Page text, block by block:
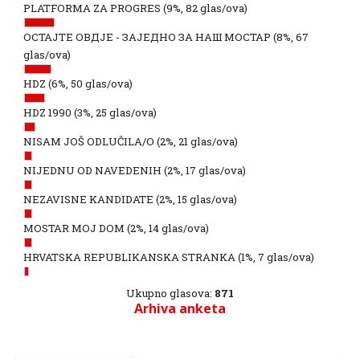
PLATFORMA ZA PROGRES (9%, 82 glas/ova)
ОСТАЈТЕ ОВДЈЕ - ЗАЈЕДНО ЗА НАШ МОСТАР (8%, 67
glas/ova)
HDZ (6%, 50 glas/ova)
HDZ 1990 (3%, 25 glas/ova)
NISAM JOŠ ODLUČILA/O (2%, 21 glas/ova)
NIJEDNU OD NAVEDENIH (2%, 17 glas/ova)
NEZAVISNE KANDIDATE (2%, 15 glas/ova)
MOSTAR MOJ DOM (2%, 14 glas/ova)
HRVATSKA REPUBLIKANSKA STRANKA(1%, 7 glas/ova)
Ukupno glasova: 871
Arhiva anketa